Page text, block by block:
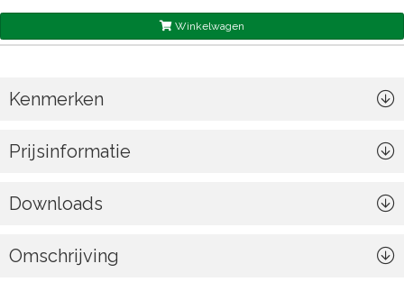
Winkelwagen
Kenmerken
Prijsinformatie
Downloads
Omschrijving